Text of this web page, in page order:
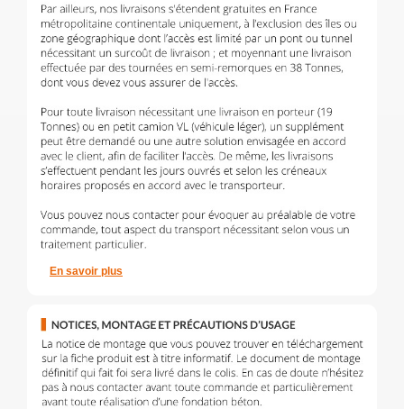
En savoir plus